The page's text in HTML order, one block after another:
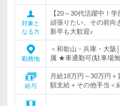
対象と
なる方
【20～30代活躍中！
頑張りたい、その前向
新卒も大歓迎♪
勤務地
＜和歌山・兵庫・大
属 ★車通勤可(駐車場
給与
月給18万円～30万円
額支給＋その他手当＜